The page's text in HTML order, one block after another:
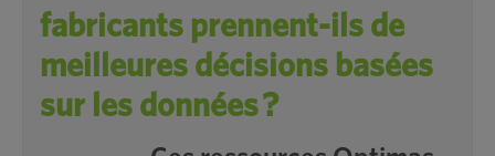
fabricants prennent-ils de
meilleures décisions basées
sur les données ?